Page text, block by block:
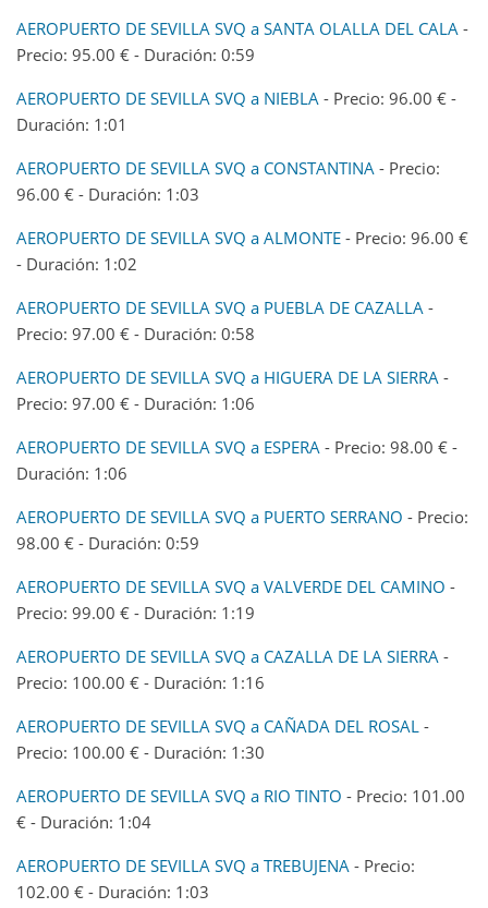
AEROPUERTO DE SEVILLA SVQ a SANTA OLALLA DEL CALA -
Precio: 95.00 € - Duración: 0:59
AEROPUERTO DE SEVILLA SVQ a NIEBLA - Precio: 96.00 € -
Duración: 1:01
AEROPUERTO DE SEVILLA SVQ a CONSTANTINA - Precio:
96.00 € - Duración: 1:03
AEROPUERTO DE SEVILLA SVQ a ALMONTE - Precio: 96.00 €
- Duración: 1:02
AEROPUERTO DE SEVILLA SVQ a PUEBLA DE CAZALLA -
Precio: 97.00 € - Duración: 0:58
AEROPUERTO DE SEVILLA SVQ a HIGUERA DE LA SIERRA -
Precio: 97.00 € - Duración: 1:06
AEROPUERTO DE SEVILLA SVQ a ESPERA - Precio: 98.00 € -
Duración: 1:06
AEROPUERTO DE SEVILLA SVQ a PUERTO SERRANO - Precio:
98.00 € - Duración: 0:59
AEROPUERTO DE SEVILLA SVQ a VALVERDE DEL CAMINO -
Precio: 99.00 € - Duración: 1:19
AEROPUERTO DE SEVILLA SVQ a CAZALLA DE LA SIERRA -
Precio: 100.00 € - Duración: 1:16
AEROPUERTO DE SEVILLA SVQ a CAÑADA DEL ROSAL -
Precio: 100.00 € - Duración: 1:30
AEROPUERTO DE SEVILLA SVQ a RIO TINTO - Precio: 101.00
€ - Duración: 1:04
AEROPUERTO DE SEVILLA SVQ a TREBUJENA - Precio:
102.00 € - Duración: 1:03